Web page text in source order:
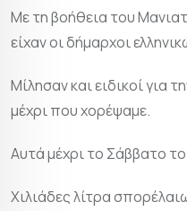
Με τη βοήθεια του
είχαν οι δήμαρχοι
Μίλησαν και ειδικοί για
μέχρι που χορέψαμε.
Αυτά μέχρι το Σάββατο
Χιλιάδες λίτρα